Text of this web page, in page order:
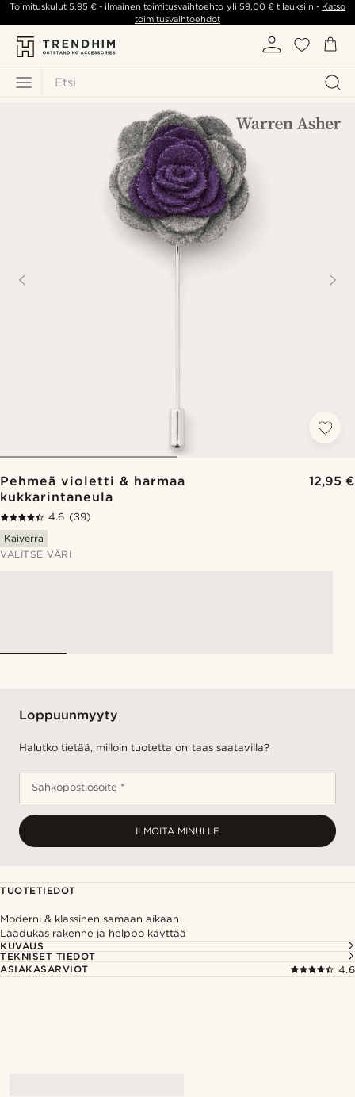
Etsi
Toimituskulut5,95 € - ilmainen toimitusvaihtoehto yli 59,00 €tilauksiin - Katso
toimitusvaihtoehdot
Pehmeä violetti & harmaa
kukkarintaneula
12,95 €
4.6 (39)
Kaiverra
VALITSE VÄRI
Loppuunmyyty
Halutko tietää, milloin tuotetta on taas saatavilla?
Sähköpostiosoite *
ILMOITA MINULLE
TUOTETIEDOT
Moderni & klassinen samaan aikaan
Laadukas rakenne ja helppo käyttää
KUVAUS
TEKNISET TIEDOT
ASIAKASARVIOT
4.6